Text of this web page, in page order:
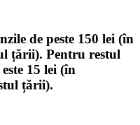
de peste 150 lei (în
țării). Pentru restul
15 lei (în
țării).